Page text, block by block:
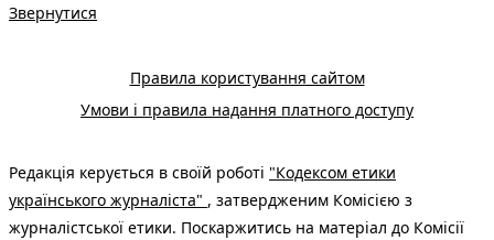
Звернутися
Правила користування сайтом
Умови і правила надання платного доступу
Редакція керується в своїй роботі "Кодексом етики
українського журналіста" , затвердженим Комісією з
журналістської етики. Поскаржитись на матеріал до Комісії